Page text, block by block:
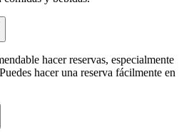
hacer reservas, especialmente
hacer una reserva fácilmente en